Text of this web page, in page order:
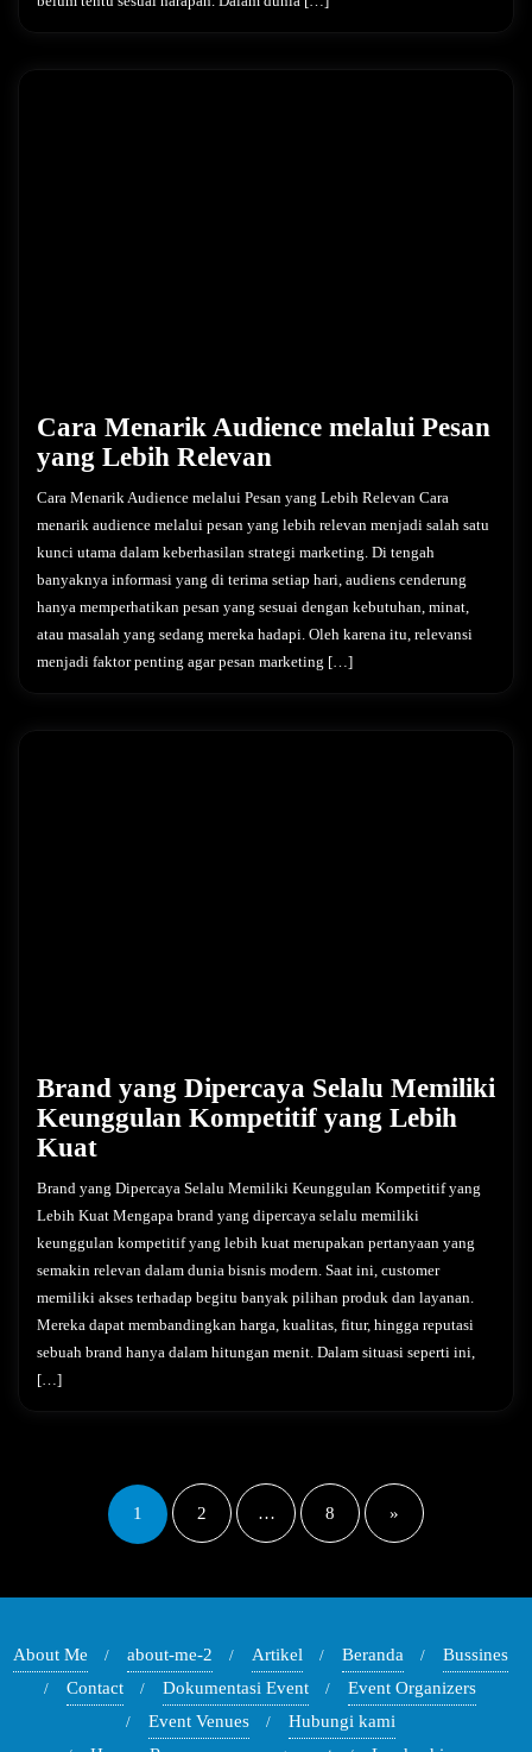
Cara Menarik Audience melalui Pesan
yang Lebih Relevan
Cara Menarik Audience melalui Pesan yang Lebih Relevan Cara
menarik audience melalui pesan yang lebih relevan menjadi salah satu
kunci utama dalam keberhasilan strategi marketing. Di tengah
banyaknya informasi yang di terima setiap hari, audiens cenderung
hanya memperhatikan pesan yang sesuai dengan kebutuhan, minat,
atau masalah yang sedang mereka hadapi. Oleh karena itu, relevansi
menjadi faktor penting agar pesan marketing […]
Brand yang Dipercaya Selalu Memiliki
Keunggulan Kompetitif yang Lebih
Kuat
Brand yang Dipercaya Selalu Memiliki Keunggulan Kompetitif yang
Lebih Kuat Mengapa brand yang dipercaya selalu memiliki
keunggulan kompetitif yang lebih kuat merupakan pertanyaan yang
semakin relevan dalam dunia bisnis modern. Saat ini, customer
memiliki akses terhadap begitu banyak pilihan produk dan layanan.
Mereka dapat membandingkan harga, kualitas, fitur, hingga reputasi
sebuah brand hanya dalam hitungan menit. Dalam situasi seperti ini,
[…]
pos
1 2 … 8 »
About Me about-me-2 Artikel Beranda
Bussines
Contact
Dokumentasi Event
Event Organizers
Event Venues
Hubungi kami